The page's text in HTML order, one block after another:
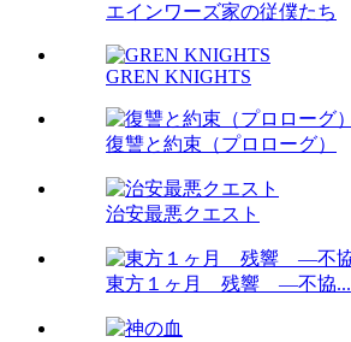
エインワーズ家の従僕たち
GREN KNIGHTS
復讐と約束（プロローグ）
治安最悪クエスト
東方１ヶ月 残響 ―不協...